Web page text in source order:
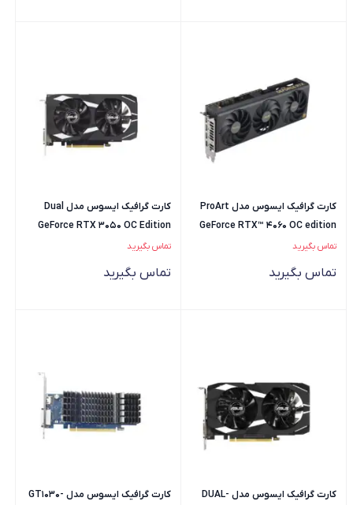
کارت گرافیک ایسوس مدل ProArt
GeForce RTX™ 4060 OC edition
8GB GDDR6
تماس بگیرید
تماس بگیرید
کارت گرافیک ایسوس مدل Dual
GeForce RTX 3050 OC Edition
6GB
تماس بگیرید
تماس بگیرید
کارت گرافیک ایسوس مدل DUAL-
کارت گرافیک ایسوس مدل GT1030-